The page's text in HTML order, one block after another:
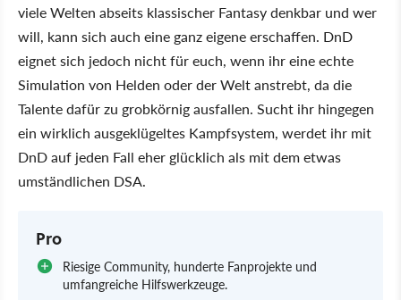
viele Welten abseits klassischer Fantasy denkbar und wer
will, kann sich auch eine ganz eigene erschaffen. DnD
eignet sich jedoch nicht für euch, wenn ihr eine echte
Simulation von Helden oder der Welt anstrebt, da die
Talente dafür zu grobkörnig ausfallen. Sucht ihr hingegen
ein wirklich ausgeklügeltes Kampfsystem, werdet ihr mit
DnD auf jeden Fall eher glücklich als mit dem etwas
umständlichen DSA.
Pro
Riesige Community, hunderte Fanprojekte und
umfangreiche Hilfswerkzeuge.